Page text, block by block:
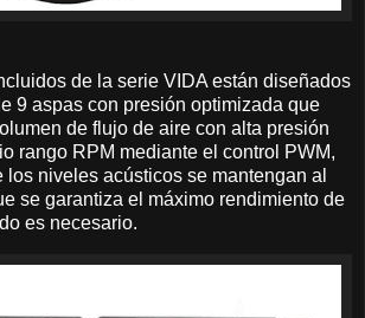
de la serie VIDA están diseñados
9 aspas con presión optimizada que
de flujo de aire con alta presión
rango RPM mediante el control PWM,
los niveles acústicos se mantengan al
se garantiza el máximo rendimiento de
es necesario.